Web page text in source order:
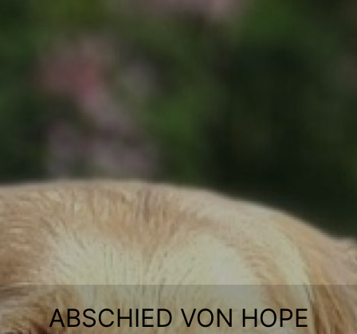
ABSCHIED VON HOPE